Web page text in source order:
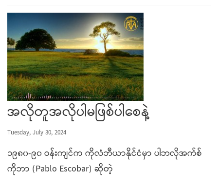
အလိုတူအလိုပါမဖြစ်ပါစေနဲ့
Tuesday, July 30, 2024
၁၉၈၀-၉၀ ဝန်းကျင်က ကိုလံဘီယာနိုင်ငံမှာ ပါဘလိုအက်စ်
ကိုဘာ (Pablo Escobar) ဆိုတဲ့